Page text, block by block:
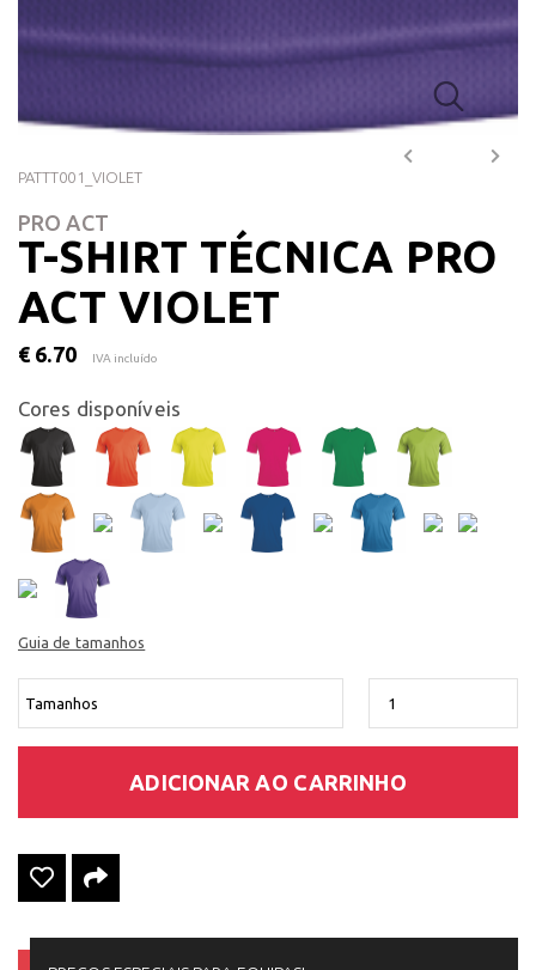
PATTT001_VIOLET
PRO ACT
T-SHIRT TÉCNICA PRO
ACT VIOLET
€ 6.70 IVA incluído
Cores disponíveis
Guia de tamanhos
ADICIONAR AO CARRINHO